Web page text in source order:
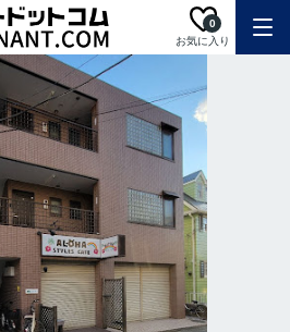
お気に入り
0